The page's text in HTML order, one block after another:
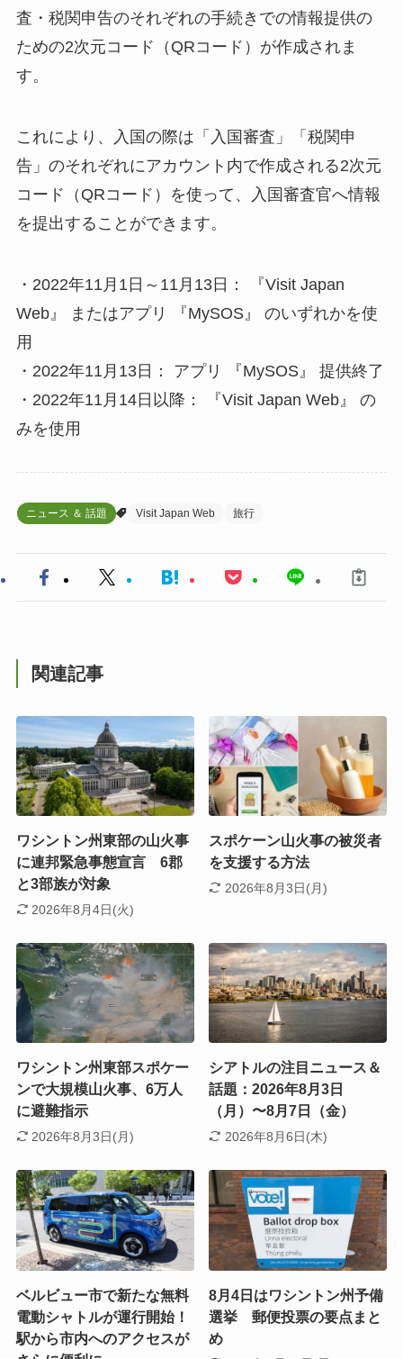
査・税関申告のそれぞれの手続きでの情報提供の
ための2次元コード（QRコード）が作成されま
す。
これにより、入国の際は「入国審査」「税関申
告」のそれぞれにアカウント内で作成される2次元
コード（QRコード）を使って、入国審査官へ情報
を提出することができます。
・2022年11月1日～11月13日： 『Visit Japan
Web』 またはアプリ 『MySOS』 のいずれかを使
用
・2022年11月13日： アプリ 『MySOS』 提供終了
・2022年11月14日以降： 『Visit Japan Web』 の
みを使用
ニュース ＆ 話題 Visit Japan Web 旅行
関連記事
ワシントン州東部の山火事
に連邦緊急事態宣言 6郡
と3部族が対象
2026年8月4日(火)
スポケーン山火事の被災者
を支援する方法
2026年8月3日(月)
ワシントン州東部スポケー
ンで大規模山火事、6万人
に避難指示
2026年8月3日(月)
シアトルの注目ニュース＆
話題：2026年8月3日
（月）〜8月7日（金）
2026年8月6日(木)
ベルビュー市で新たな無料
電動シャトルが運行開始！
駅から市内へのアクセスが
8月4日はワシントン州予備
選挙 郵便投票の要点まと
め